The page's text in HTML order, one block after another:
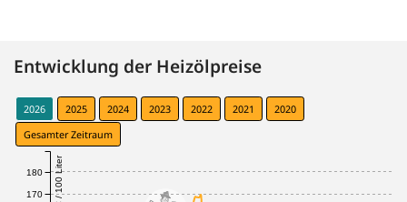
Entwicklung der Heizölpreise
2026 2025 2024 2023 2022 2021
2020
Gesamter Zeitraum
€ / 100 Liter
170
180